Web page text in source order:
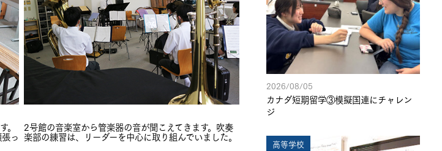
っ
2号館の音楽室から管楽器の音が聞こえてきます。吹奏
楽部の練習は、リーダーを中心に取り組んでいました。
2026/08/05
カナダ短期留学③模擬国連にチャレン
ジ
高等学校